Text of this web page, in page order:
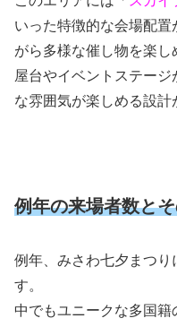
いった特徴的な会場配
がら多様な催し物を楽し
屋台やイベントステー
な雰囲気が楽しめる設計
例年の来場者数と
例年、みさわ七夕まつり
す。
中でもユニークな多国